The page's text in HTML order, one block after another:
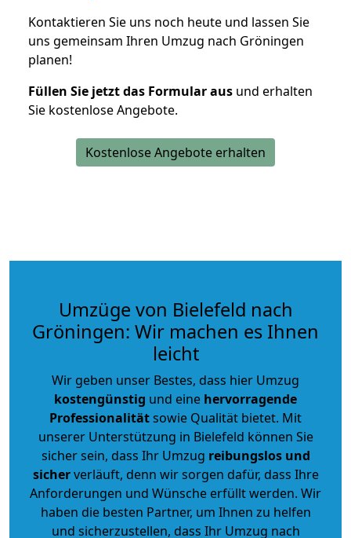
Kontaktieren Sie uns noch heute und lassen Sie
uns gemeinsam Ihren Umzug nach Gröningen
planen!
Füllen Sie jetzt das Formular aus und erhalten
Sie kostenlose Angebote.
Kostenlose Angebote erhalten
Umzüge von Bielefeld nach
Gröningen: Wir machen es Ihnen
leicht
Wir geben unser Bestes, dass hier Umzug
kostengünstig und eine hervorragende
Professionalitätsowie Qualität bietet. Mit
unserer Unterstützung in Bielefeld können Sie
sicher sein, dass Ihr Umzug reibungslos und
sicherverläuft, denn wir sorgen dafür, dass Ihre
Anforderungen und Wünsche erfüllt werden. Wir
haben die besten Partner, um Ihnen zu helfen
und sicherzustellen, dass Ihr Umzug nach